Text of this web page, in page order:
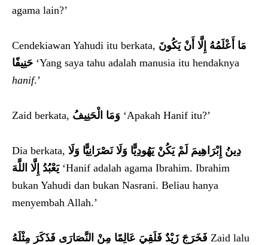
agama lain?’
Cendekiawan Yahudi itu berkata, مَا أَعْلَمُهُ إِلَّا أَنْ يَكُونَ
حَنِيفًا ‘Yang saya tahu adalah manusia itu hendaknya
hanif.’
Zaid berkata, وَمَا الْحَنِيفُ ‘Apakah Hanif itu?’
Dia berkata, دِينُ إِبْرَاهِيمَ لَمْ يَكُنْ يَهُودِيًّا وَلَا نَصْرَانِيًّا وَلَا
يَعْبُدُ إِلَّا اللَّهَ‘Hanif adalah agama Ibrahim. Ibrahim
bukan Yahudi dan bukan Nasrani. Beliau hanya
menyembah Allah.’
فَخَرَجَ زَيْدٌ فَلَقِيَ عَالِمًا مِنْ النَّصَارَى فَذَكَرَ مِثْلَهُ Zaid lalu